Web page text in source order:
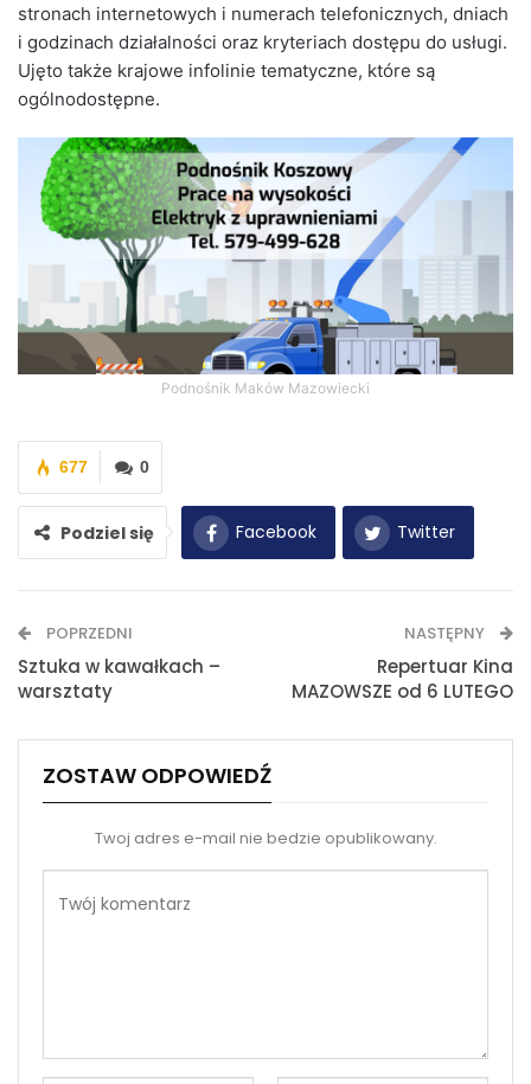
stronach internetowych i numerach telefonicznych, dniach
i godzinach działalności oraz kryteriach dostępu do usługi.
Ujęto także krajowe infolinie tematyczne, które są
ogólnodostępne.
Podnośnik Maków Mazowiecki
0
677
Podziel się Facebook Twitter
POPRZEDNI
Sztuka w kawałkach –
warsztaty
NASTĘPNY
Repertuar Kina
MAZOWSZE od 6 LUTEGO
ZOSTAW ODPOWIEDŹ
Twoj adres e-mail nie bedzie opublikowany.